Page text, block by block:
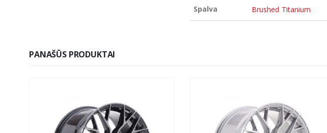
Spalva Brushed Titanium
PANAŠŪS PRODUKTAI